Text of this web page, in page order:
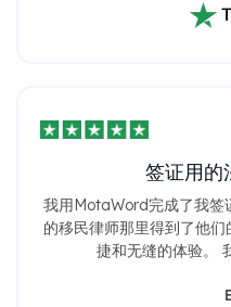
签证用的
我用MotaWord完成了我签
的移民律师那里得到了他
捷和无缝的体验。